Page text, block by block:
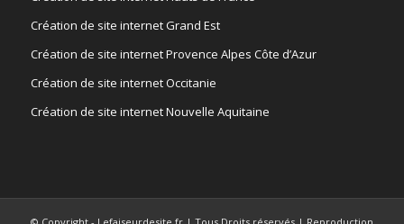
Création de site internet Grand Est
Création de site internet Provence Alpes Côte d’Azur
Création de site internet Occitanie
Création de site internet Nouvelle Aquitaine